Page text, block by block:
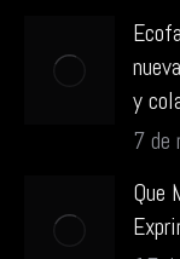
y
7 de
Que